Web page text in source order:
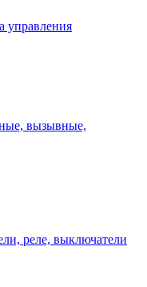
управления
вызывные,
реле, выключатели